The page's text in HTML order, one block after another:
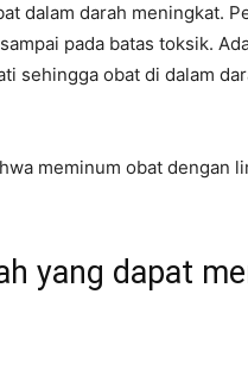
dalam darah meningkat.
pada batas toksik.
sehingga obat di dalam
meminum obat dengan
yang dapat